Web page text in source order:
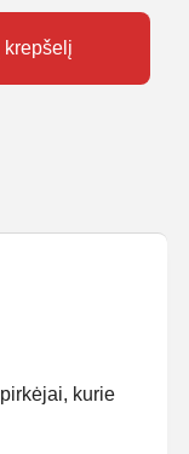
Į krepšelį
kurie